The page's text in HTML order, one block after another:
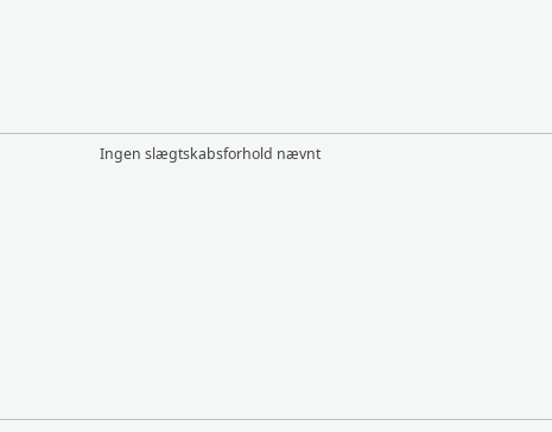
Ingen slægtskabsforhold nævnt